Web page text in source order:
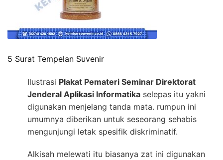
5 Surat Tempelan Suvenir
Ilustrasi Plakat Pemateri Seminar Direktorat
Jenderal Aplikasi Informatika selepas itu yakni
digunakan menjelang tanda mata. rumpun ini
umumnya diberikan untuk seseorang sehabis
mengunjungi letak spesifik diskriminatif.
Alkisah melewati itu biasanya zat ini digunakan